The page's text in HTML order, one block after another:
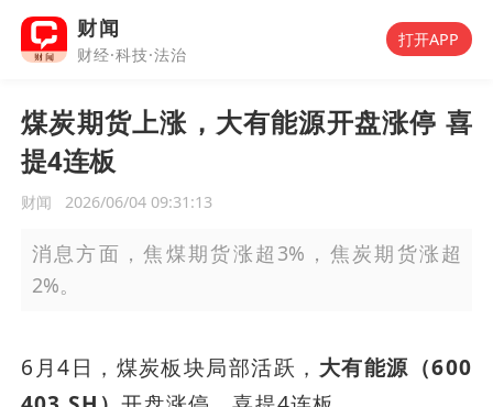
财闻
财经·科技·法治
打开APP
煤炭期货上涨，大有能源开盘涨停 喜
提4连板
财闻 2026/06/04 09:31:13
消息方面，焦煤期货涨超3%，焦炭期货涨超
2%。
6月4日，煤炭板块局部活跃， 大有能源（600